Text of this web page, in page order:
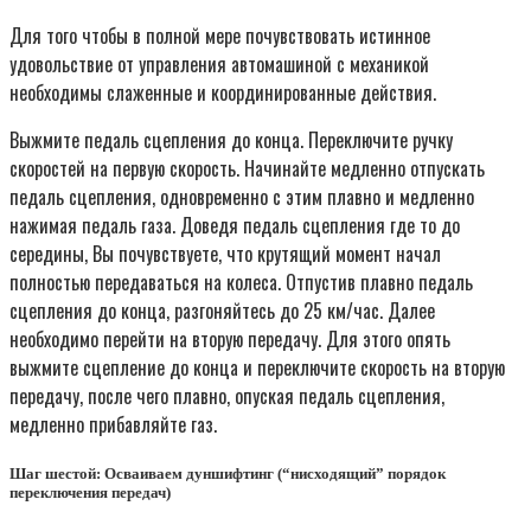
Для того чтобы в полной мере почувствовать истинное
удовольствие от управления автомашиной с механикой
необходимы слаженные и координированные действия.
Выжмите педаль сцепления до конца. Переключите ручку
скоростей на первую скорость. Начинайте медленно отпускать
педаль сцепления, одновременно с этим плавно и медленно
нажимая педаль газа. Доведя педаль сцепления где то до
середины, Вы почувствуете, что крутящий момент начал
полностью передаваться на колеса. Отпустив плавно педаль
сцепления до конца, разгоняйтесь до 25 км/час. Далее
необходимо перейти на вторую передачу. Для этого опять
выжмите сцепление до конца и переключите скорость на вторую
передачу, после чего плавно, опуская педаль сцепления,
медленно прибавляйте газ.
Шаг шестой: Осваиваем дуншифтинг (“нисходящий” порядок
переключения передач)